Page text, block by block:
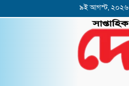
৯ই আগস্ট, ২০২৬